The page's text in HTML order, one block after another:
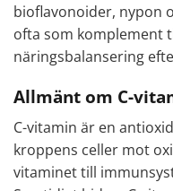
bioflavonoider, nypon
ofta som komplement
näringsbalansering
Allmänt om C-
C-vitamin är en
kroppens celler mot
vitaminet till